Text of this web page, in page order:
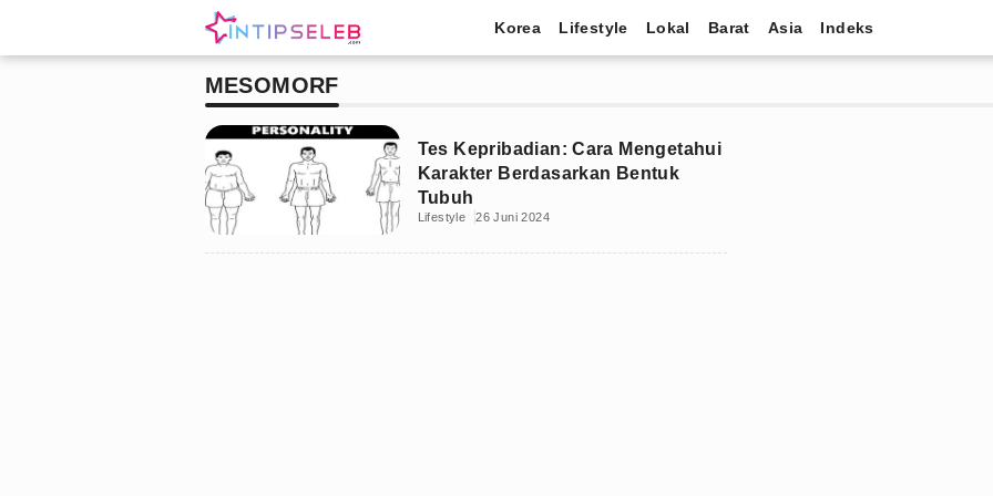
Korea Lifestyle Lokal Barat Asia Indeks
MESOMORF
Tes Kepribadian: Cara Mengetahui
Karakter Berdasarkan Bentuk
Tubuh
Lifestyle 26 Juni 2024